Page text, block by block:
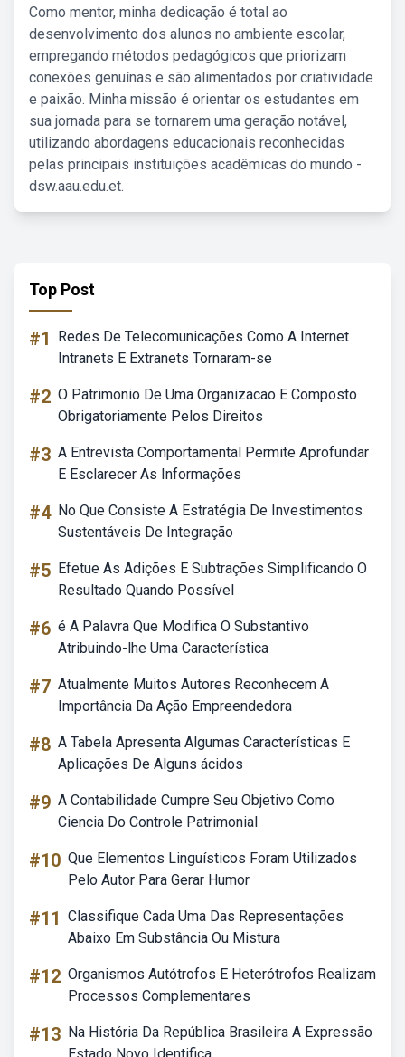
Como mentor, minha dedicação é total ao
desenvolvimento dos alunos no ambiente escolar,
empregando métodos pedagógicos que priorizam
conexões genuínas e são alimentados por criatividade
e paixão. Minha missão é orientar os estudantes em
sua jornada para se tornarem uma geração notável,
utilizando abordagens educacionais reconhecidas
pelas principais instituições acadêmicas do mundo -
dsw.aau.edu.et.
Top Post
#1
Redes De Telecomunicações Como A Internet
Intranets E Extranets Tornaram-se
#2 O Patrimonio De Uma Organizacao E Composto
Obrigatoriamente Pelos Direitos
#3 A Entrevista Comportamental Permite Aprofundar
E Esclarecer As Informações
#4 No Que Consiste A Estratégia De Investimentos
Sustentáveis De Integração
#5 Efetue As Adições E Subtrações Simplificando O
Resultado Quando Possível
#6 é A Palavra Que Modifica O Substantivo
Atribuindo-lhe Uma Característica
#7 Atualmente Muitos Autores Reconhecem A
Importância Da Ação Empreendedora
#8 A Tabela Apresenta Algumas Características E
Aplicações De Alguns ácidos
#9 A Contabilidade Cumpre Seu Objetivo Como
Ciencia Do Controle Patrimonial
#10 Que Elementos Linguísticos Foram Utilizados
Pelo Autor Para Gerar Humor
#11 Classifique Cada Uma Das Representações
Abaixo Em Substância Ou Mistura
#12 Organismos Autótrofos E Heterótrofos Realizam
Processos Complementares
#13 Na História Da República Brasileira A Expressão